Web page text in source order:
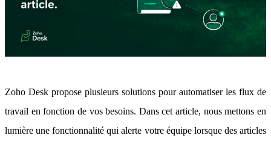
Zoho Desk propose plusieurs solutions pour automatiser les flux de
travail en fonction de vos besoins. Dans cet article, nous mettons en
lumière une fonctionnalité qui alerte votre équipe lorsque des articles